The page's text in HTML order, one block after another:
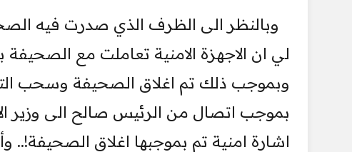
وبالنظر الى الظرف الذي صدرت فيه
لي ان الاجهزة الامنية تعاملت مع الصحيفة
وبموجب ذلك تم اغلاق الصحيفة وسحب
بموجب اتصال من الرئيس صالح الى وزير
اشارة امنية تم بموجبها اغلاق الصحيفة!..